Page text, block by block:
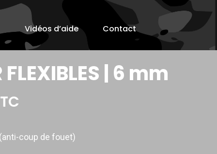
Vidéos d’aide Contact
| 6 mm
coup de fouet)